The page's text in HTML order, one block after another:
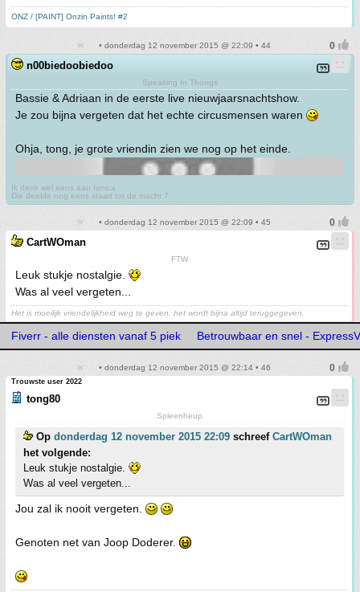
ONZ / [PAINT] Onzin Paints! #2
• donderdag 12 november 2015 @ 22:09 • 44
n00biedoobiedoo
Speaking In Thongs
Bassie & Adriaan in de eerste live nieuwjaarsnachtshow.
Je zou bijna vergeten dat het echte circusmensen waren
Ohja, tong, je grote vriendin zien we nog op het einde.
Ik denk wel eens aan Ionica
Die deelde nog eens staart tot de macht 7
• donderdag 12 november 2015 @ 22:09 • 45
CartWOman
FTW
Leuk stukje nostalgie.
Was al veel vergeten...
Het is moeilijk vriendelijkheid weg te geven, het wordt bijna altijd teruggegeven.
Fiverr - alle diensten vanaf 5 piek Betrouwbaar en snel -
• donderdag 12 november 2015 @ 22:14 • 46
Trouwste user 2022
tong80
Spleenheup
Op donderdag 12 november 2015 22:09 schreef CartWOman
het volgende:
Leuk stukje nostalgie.
Was al veel vergeten...
Jou zal ik nooit vergeten.
Genoten net van Joop Doderer.